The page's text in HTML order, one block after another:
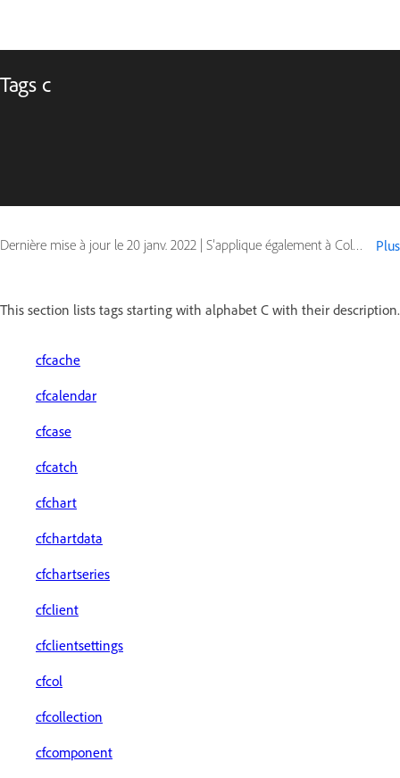
Tags c
Dernière mise à jour le 20 janv. 2022 | S’applique également à ColdFusion Plus
This section lists tags starting with alphabet C with their description.
cfcache
cfcalendar
cfcase
cfcatch
cfchart
cfchartdata
cfchartseries
cfclient
cfclientsettings
cfcol
cfcollection
cfcomponent